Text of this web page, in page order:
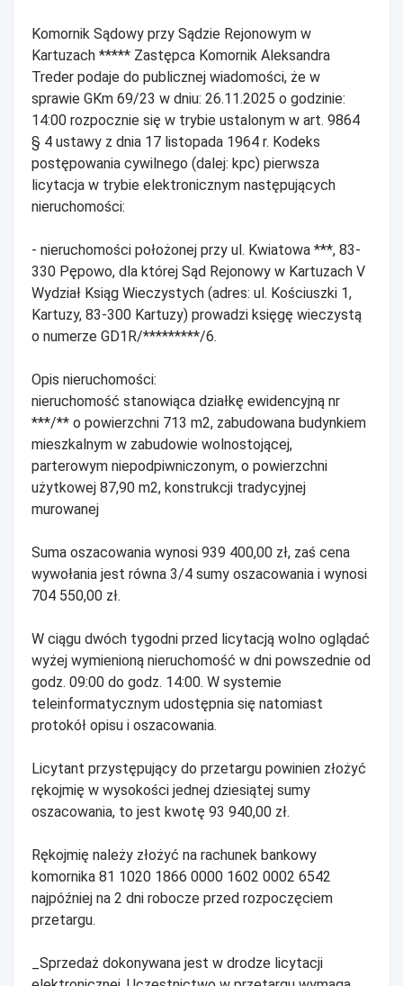
Komornik Sądowy przy Sądzie Rejonowym w
Kartuzach ***** Zastępca Komornik Aleksandra
Treder podaje do publicznej wiadomości, że w
sprawie GKm 69/23 w dniu: 26.11.2025 o godzinie:
14:00 rozpocznie się w trybie ustalonym w art. 9864
§ 4 ustawy z dnia 17 listopada 1964 r. Kodeks
postępowania cywilnego (dalej: kpc) pierwsza
licytacja w trybie elektronicznym następujących
nieruchomości:
- nieruchomości położonej przy ul. Kwiatowa ***, 83-
330 Pępowo, dla której Sąd Rejonowy w Kartuzach V
Wydział Ksiąg Wieczystych (adres: ul. Kościuszki 1,
Kartuzy, 83-300 Kartuzy) prowadzi księgę wieczystą
o numerze GD1R/*********/6.
Opis nieruchomości:
nieruchomość stanowiąca działkę ewidencyjną nr
***/** o powierzchni 713 m2, zabudowana budynkiem
mieszkalnym w zabudowie wolnostojącej,
parterowym niepodpiwniczonym, o powierzchni
użytkowej 87,90 m2, konstrukcji tradycyjnej
murowanej
Suma oszacowania wynosi 939 400,00 zł, zaś cena
wywołania jest równa 3/4 sumy oszacowania i wynosi
704 550,00 zł.
W ciągu dwóch tygodni przed licytacją wolno oglądać
wyżej wymienioną nieruchomość w dni powszednie od
godz. 09:00 do godz. 14:00. W systemie
teleinformatycznym udostępnia się natomiast
protokół opisu i oszacowania.
Licytant przystępujący do przetargu powinien złożyć
rękojmię w wysokości jednej dziesiątej sumy
oszacowania, to jest kwotę 93 940,00 zł.
Rękojmię należy złożyć na rachunek bankowy
komornika 81 1020 1866 0000 1602 0002 6542
najpóźniej na 2 dni robocze przed rozpoczęciem
przetargu.
_Sprzedaż dokonywana jest w drodze licytacji